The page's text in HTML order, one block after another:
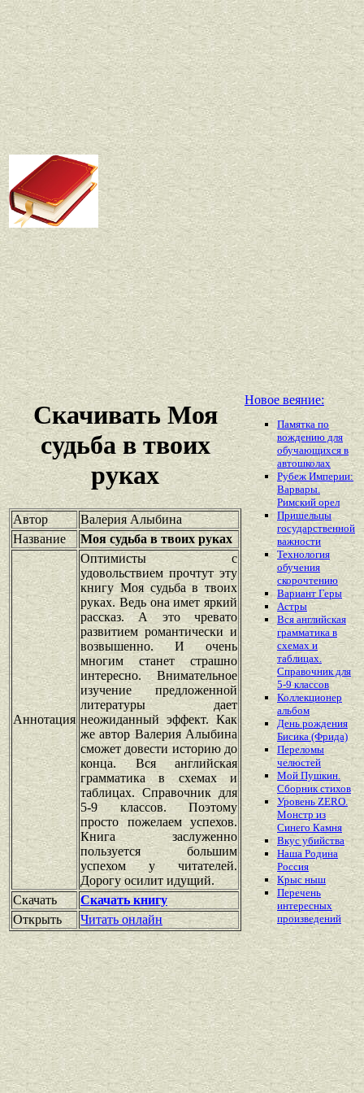
Скачивать Моя
судьба в твоих
руках
Автор
Валерия Алыбина
Название
Моя судьба в твоих руках
Аннотация
Оптимисты с
удовольствием прочтут эту
книгу Моя судьба в твоих
руках. Ведь она имет яркий
рассказ. А это чревато
развитием романтически и
возвышенно. И очень
многим станет страшно
интересно. Внимательное
изучение предложенной
литературы дает
неожиданный эффект. Как
же автор Валерия Алыбина
сможет довести историю до
конца. Вся английская
грамматика в схемах и
таблицах. Справочник для
5-9 классов. Поэтому
просто пожелаем успехов.
Книга заслуженно
пользуется большим
успехом у читателей.
Дорогу осилит идущий.
Скачать
Скачать книгу
Открыть
Читать онлайн
Новое веяние:
Памятка по
вождению для
обучающихся в
автошколах
Рубеж Империи:
Варвары.
Римский орел
Пришельцы
государственной
важности
Технология
обучения
скорочтению
Вариант Геры
Астры
Вся английская
грамматика в
схемах и
таблицах.
Справочник для
5-9 классов
Коллекционер
альбом
День рождения
Бисика (Фрида)
Переломы
челюстей
Мой Пушкин.
Сборник стихов
Уровень ZERO.
Монстр из
Синего Камня
Вкус убийства
Наша Родина
Россия
Крыс ныш
Перечень
интересных
произведений